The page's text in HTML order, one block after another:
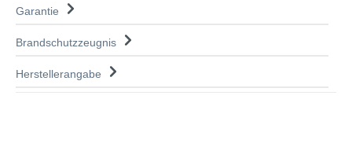
Garantie
Brandschutzzeugnis
Herstellerangabe